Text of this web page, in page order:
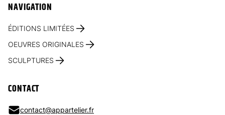
NAVIGATION
ÉDITIONS LIMITÉES
OEUVRES ORIGINALES
SCULPTURES
CONTACT
contact@appartelier.fr